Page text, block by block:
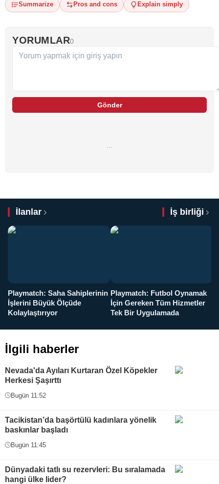
Summarize Pros and cons Explain simply
YORUMLAR0
Gönder
İlanlar İş birliği
Playmatch: Saha Sahiplerinin
İşlerini Büyük Ölçüde
Kolaylaştırıyor
Playmatch: Futbol Oynamak
İçin Gereken Tüm Hizmetler
Tek Bir Uygulamada
İlgili haberler
Nevada'da Ayıları Kurtaran Özel Köpekler
Herkesi Şaşırttı
Bugün 11:52
Tacikistan’da başörtülü kadınlara yönelik
baskınlar başladı
Bugün 11:45
Dünyadaki tatlı su rezervleri: Bu sıralamada
hangi ülke lider?